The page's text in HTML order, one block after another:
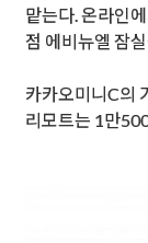
맡는다. 온라인
점 에비뉴엘 잠
카카오미니C의
리모트는 1만